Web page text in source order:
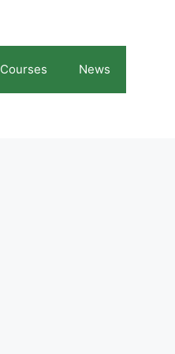
Courses News